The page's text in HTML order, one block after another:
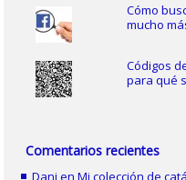
Cómo
mucho
Códigos
para qué
Comentarios recientes
Dani enMi colección de